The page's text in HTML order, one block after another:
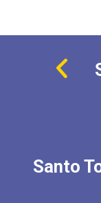
Santo